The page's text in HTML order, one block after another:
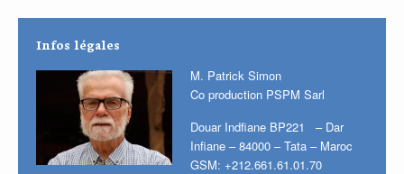
Infos légales
M. Patrick Simon
Co production PSPM Sarl
Douar Indfiane BP221 – Dar
Infiane – 84000 – Tata – Maroc
GSM: +212.661.61.01.70